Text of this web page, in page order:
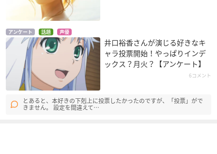
Lostorage conflate
森川千夏
アンケート 話題 声優
井口裕香さんが演じる好きなキ
ャラ投票開始！やっぱりインデ
ックス？月火？【アンケート】
6コメント
とあると、本好きの下剋上に投票したかったのですが、「投票」がで
きません。 設定を間違えて…